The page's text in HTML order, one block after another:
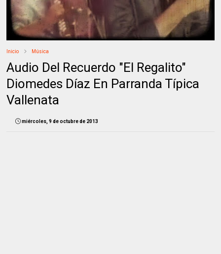
Inicio Música
Audio Del Recuerdo "El Regalito"
Diomedes Díaz En Parranda Típica
Vallenata
miércoles, 9 de octubre de 2013